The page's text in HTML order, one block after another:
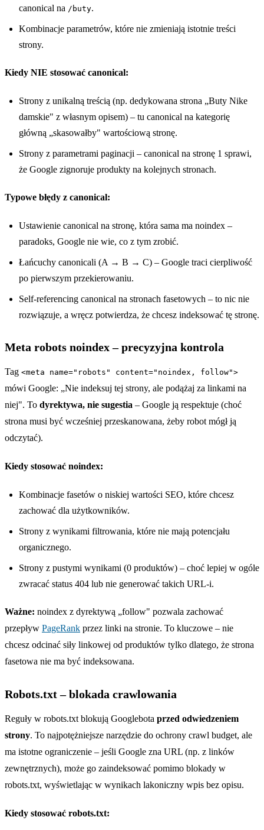
canonical na /buty.
Kombinacje parametrów, które nie zmieniają istotnie treści
strony.
Kiedy NIE stosować canonical:
Strony z unikalną treścią (np. dedykowana strona „Buty Nike
damskie" z własnym opisem) – tu canonical na kategorię
główną „skasowałby" wartościową stronę.
Strony z parametrami paginacji – canonical na stronę 1 sprawi,
że Google zignoruje produkty na kolejnych stronach.
Typowe błędy z canonical:
Ustawienie canonical na stronę, która sama ma noindex –
paradoks, Google nie wie, co z tym zrobić.
Łańcuchy canonicali (A → B → C) – Google traci cierpliwość
po pierwszym przekierowaniu.
Self-referencing canonical na stronach fasetowych – to nic nie
rozwiązuje, a wręcz potwierdza, że chcesz indeksować tę stronę.
Meta robots noindex – precyzyjna kontrola
Tag <meta name="robots" content="noindex, follow">
mówi Google: „Nie indeksuj tej strony, ale podążaj za linkami na
niej". To dyrektywa, nie sugestia – Google ją respektuje (choć
strona musi być wcześniej przeskanowana, żeby robot mógł ją
odczytać).
Kiedy stosować noindex:
Kombinacje fasetów o niskiej wartości SEO, które chcesz
zachować dla użytkowników.
Strony z wynikami filtrowania, które nie mają potencjału
organicznego.
Strony z pustymi wynikami (0 produktów) – choć lepiej w ogóle
zwracać status 404 lub nie generować takich URL-i.
Ważne: noindex z dyrektywą „follow" pozwala zachować
przepływ PageRank przez linki na stronie. To kluczowe – nie
chcesz odcinać siły linkowej od produktów tylko dlatego, że strona
fasetowa nie ma być indeksowana.
Robots.txt – blokada crawlowania
Reguły w robots.txt blokują Googlebota przed odwiedzeniem
strony. To najpotężniejsze narzędzie do ochrony crawl budget, ale
ma istotne ograniczenie – jeśli Google zna URL (np. z linków
zewnętrznych), może go zaindeksować pomimo blokady w
robots.txt, wyświetlając w wynikach lakoniczny wpis bez opisu.
Kiedy stosować robots.txt: